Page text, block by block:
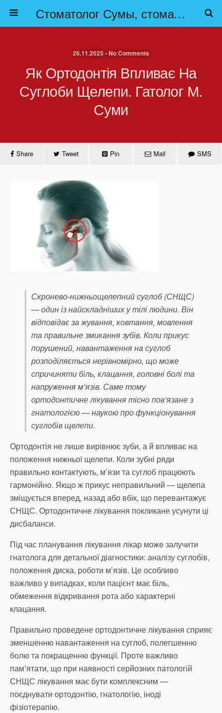
Стоматолог Сумы, стоматологические клиники Сумы, детская стоматология в Сумах. | Частная стоматология Сумы
26.11.2025 • No Comments
Як Ортодонтія Впливає На
Суглоби Щелепи. Гатолог М.
Суми
Share Tweet Pin Mail SMS
Скронево-нижньощелепний суглоб (СНЩС)
— один із найскладніших у тілі людини. Він
відповідає за жування, ковтання, мовлення
та правильне змикання зубів. Коли прикус
порушений, навантаження на суглоб
розподіляється нерівномірно, що може
спричиняти біль, клацання, головні болі та
напруження м’язів. Саме тому
ортодонтичне лікування тісно пов’язане з
гнатологією — наукою про функціонування
суглобів щелепи.
Ортодонтія не лише вирівнює зуби, а й впливає на
положення нижньої щелепи. Коли зубні ряди
правильно контактують, м’язи та суглоб працюють
гармонійно. Якщо ж прикус неправильний — щелепа
зміщується вперед, назад або вбік, що перевантажує
СНЩС. Ортодонтичне лікування покликане усунути ці
дисбаланси.
Під час планування лікування лікар може залучити
гнатолога для детальної діагностики: аналізу суглобів,
положення диска, роботи м’язів. Це особливо
важливо у випадках, коли пацієнт має біль,
обмеження відкривання рота або характерні
клацання.
Правильно проведене ортодонтичне лікування сприяє
зменшенню навантаження на суглоб, полегшенню
болю та покращенню функції. Проте важливо
пам’ятати, що при наявності серйозних патологій
СНЩС лікування має бути комплексним —
поєднувати ортодонтію, гнатологію, іноді
фізіотерапію.